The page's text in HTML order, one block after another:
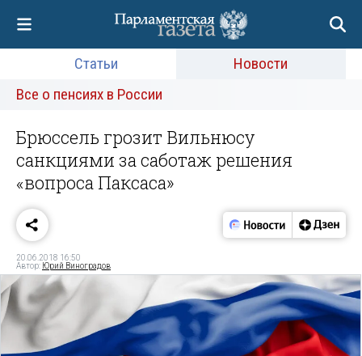
Статьи
Новости
Все о пенсиях в России
Брюссель грозит Вильнюсу
санкциями за саботаж решения
«вопроса Паксаса»
20.06.2018 16:50
Автор: Юрий Виноградов